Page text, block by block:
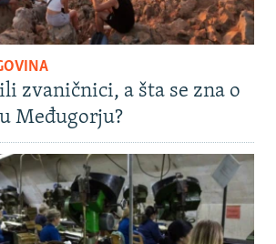
zvaničnici, a šta se zna o
Međugorju?